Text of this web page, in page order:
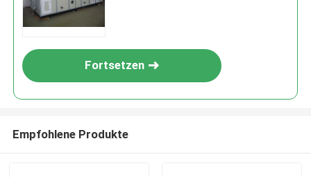
Fortsetzen
Empfohlene Produkte